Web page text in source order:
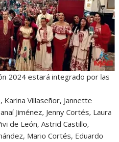
2024 estará integrado por las
Karina Villaseñor, Jannette
Jiménez, Jenny Cortés, Laura
de León, Astrid Castillo,
Mario Cortés, Eduardo